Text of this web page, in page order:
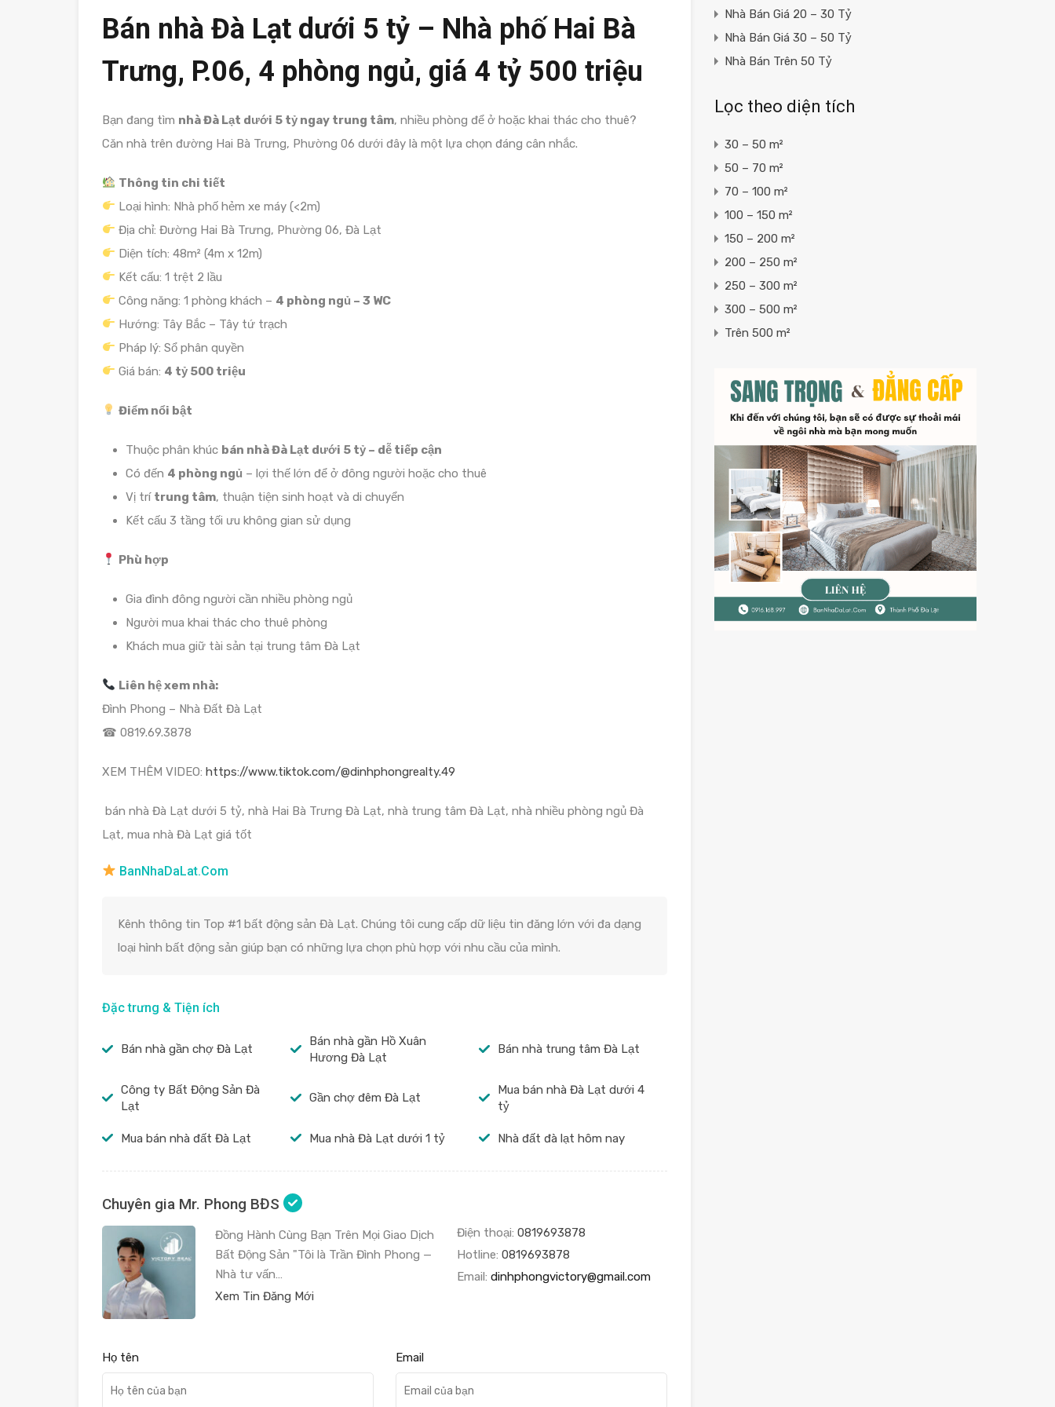
Bán nhà Đà Lạt dưới 5 tỷ – Nhà phố Hai Bà
Trưng, P.06, 4 phòng ngủ, giá 4 tỷ 500 triệu
Bạn đang tìm nhà Đà Lạt dưới 5 tỷ ngay trung tâm, nhiều phòng để ở hoặc khai thác cho thuê?
Căn nhà trên đường Hai Bà Trưng, Phường 06 dưới đây là một lựa chọn đáng cân nhắc.
Thông tin chi tiết
Loại hình: Nhà phố hẻm xe máy (<2m)
Địa chỉ: Đường Hai Bà Trưng, Phường 06, Đà Lạt
Diện tích: 48m² (4m x 12m)
Kết cấu: 1 trệt 2 lầu
Công năng: 1 phòng khách – 4 phòng ngủ – 3 WC
Hướng: Tây Bắc – Tây tứ trạch
Pháp lý: Sổ phân quyền
Giá bán: 4 tỷ 500 triệu
Điểm nổi bật
Thuộc phân khúc bán nhà Đà Lạt dưới 5 tỷ – dễ tiếp cận
Có đến 4 phòng ngủ – lợi thế lớn để ở đông người hoặc cho thuê
Vị trí trung tâm, thuận tiện sinh hoạt và di chuyển
Kết cấu 3 tầng tối ưu không gian sử dụng
Phù hợp
Gia đình đông người cần nhiều phòng ngủ
Người mua khai thác cho thuê phòng
Khách mua giữ tài sản tại trung tâm Đà Lạt
Liên hệ xem nhà:
Đình Phong – Nhà Đất Đà Lạt
☎ 0819.69.3878
XEM THÊM VIDEO: https://www.tiktok.com/@dinhphongrealty.49
bán nhà Đà Lạt dưới 5 tỷ, nhà Hai Bà Trưng Đà Lạt, nhà trung tâm Đà Lạt, nhà nhiều phòng ngủ Đà
Lạt, mua nhà Đà Lạt giá tốt
BanNhaDaLat.Com
Kênh thông tin Top #1 bất động sản Đà Lạt. Chúng tôi cung cấp dữ liệu tin đăng lớn với đa dạng
loại hình bất động sản giúp bạn có những lựa chọn phù hợp với nhu cầu của mình.
Đặc trưng & Tiện ích
Bán nhà gần chợ Đà Lạt
Bán nhà gần Hồ Xuân
Hương Đà Lạt
Bán nhà trung tâm Đà Lạt
Công ty Bất Động Sản Đà
Lạt
Gần chợ đêm Đà Lạt
Mua bán nhà Đà Lạt dưới 4
tỷ
Mua bán nhà đất Đà Lạt Mua nhà Đà Lạt dưới 1 tỷ Nhà đất đà lạt hôm nay
Chuyên gia Mr. Phong BĐS
Đồng Hành Cùng Bạn Trên Mọi Giao Dịch
Bất Động Sản "Tôi là Trần Đình Phong —
Nhà tư vấn…
Xem Tin Đăng Mới
Điện thoại: 0819693878
Hotline: 0819693878
Email: dinhphongvictory@gmail.com
Họ tên Email
Nhà Bán Giá 20 – 30 Tỷ
Nhà Bán Giá 30 – 50 Tỷ
Nhà Bán Trên 50 Tỷ
Lọc theo diện tích
30 – 50 m²
50 – 70 m²
70 – 100 m²
100 – 150 m²
150 – 200 m²
200 – 250 m²
250 – 300 m²
300 – 500 m²
Trên 500 m²